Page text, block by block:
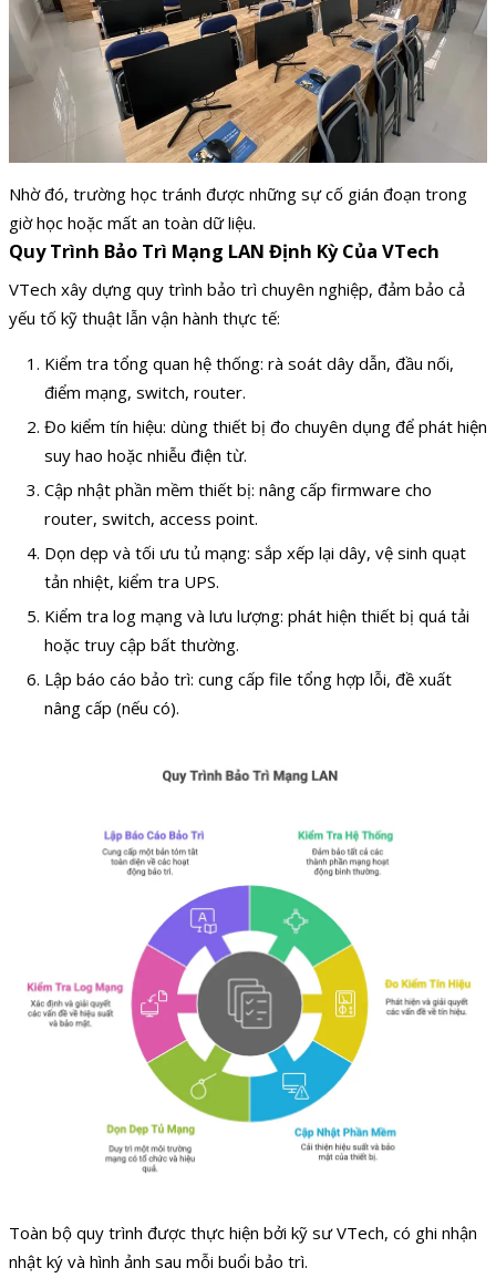
Nhờ đó, trường học tránh được những sự cố gián đoạn trong
giờ học hoặc mất an toàn dữ liệu.
Quy Trình Bảo Trì Mạng LAN Định Kỳ Của VTech
VTech xây dựng quy trình bảo trì chuyên nghiệp, đảm bảo cả
yếu tố kỹ thuật lẫn vận hành thực tế:
Kiểm tra tổng quan hệ thống: rà soát dây dẫn, đầu nối,
điểm mạng, switch, router.
Đo kiểm tín hiệu: dùng thiết bị đo chuyên dụng để phát hiện
suy hao hoặc nhiễu điện từ.
Cập nhật phần mềm thiết bị: nâng cấp firmware cho
router, switch, access point.
Dọn dẹp và tối ưu tủ mạng: sắp xếp lại dây, vệ sinh quạt
tản nhiệt, kiểm tra UPS.
Kiểm tra log mạng và lưu lượng: phát hiện thiết bị quá tải
hoặc truy cập bất thường.
Lập báo cáo bảo trì: cung cấp file tổng hợp lỗi, đề xuất
nâng cấp (nếu có).
Toàn bộ quy trình được thực hiện bởi kỹ sư VTech, có ghi nhận
nhật ký và hình ảnh sau mỗi buổi bảo trì.